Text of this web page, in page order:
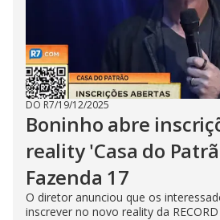
DO R7/19/12/2025
Boninho abre
reality 'Casa do
Fazenda 17
O diretor anunciou que os
inscrever no novo reality da RECORD